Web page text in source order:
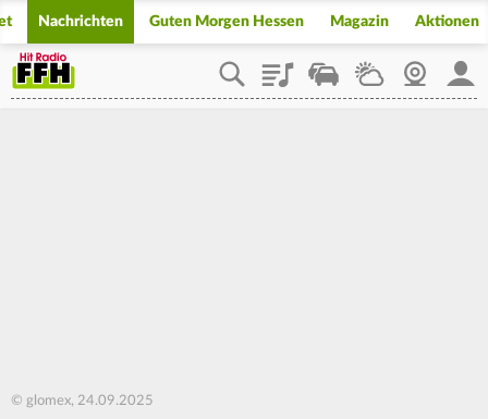
Nachrichten Guten Morgen Hessen Magazin Aktionen
PlaylistStaupilotWetterWebcam
© glomex, 24.09.2025